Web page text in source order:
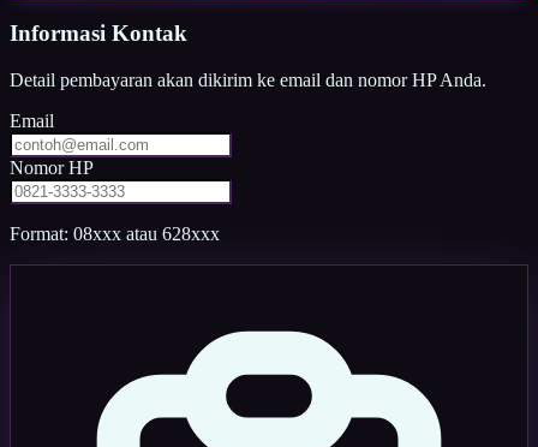
Informasi Kontak
Detail pembayaran akan dikirim ke email dan nomor HP Anda.
Email
Nomor HP
Format: 08xxx atau 628xxx